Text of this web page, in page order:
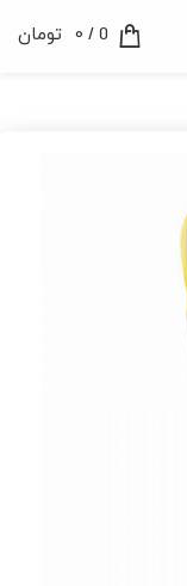
0
/
0 تومان